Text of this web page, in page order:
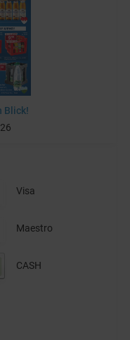
Blick!
Visa
Maestro
CASH